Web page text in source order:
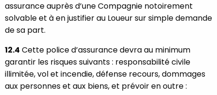
assurance auprès d’une Compagnie notoirement
solvable et à en justifier au Loueur sur simple demande
de sa part.
12.4 Cette police d’assurance devra au minimum
garantir les risques suivants : responsabilité civile
illimitée, vol et incendie, défense recours, dommages
aux personnes et aux biens, et prévoir en outre :